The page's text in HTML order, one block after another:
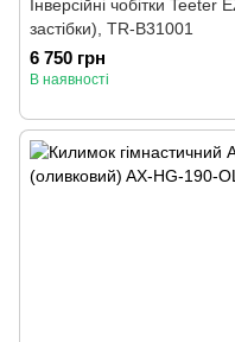
Інверсійні чобітки
застібки), TR-B31001
6 750 грн
В наявності